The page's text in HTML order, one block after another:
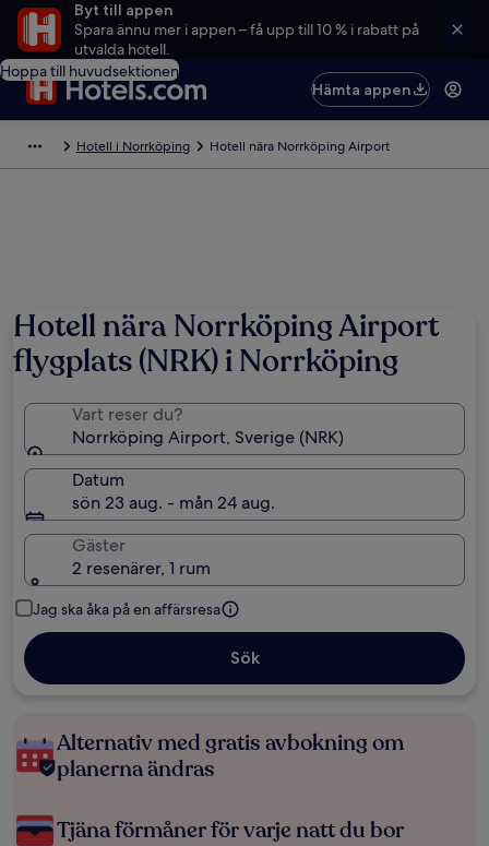
Byt till appen
Spara ännu mer i appen – få upp till 10 % i rabatt på
utvalda hotell.
Hoppa till huvudsektionen
Hämta appen
Hotell i Norrköping Hotell nära Norrköping Airport
Hotell nära Norrköping Airport
flygplats (NRK) i Norrköping
Vart reser du?
Norrköping Airport, Sverige (NRK)
Datum
sön 23 aug. - mån 24 aug.
Gäster
2 resenärer, 1 rum
Jag ska åka på en affärsresa
Sök
Alternativ med gratis avbokning om
planerna ändras
Tjäna förmåner för varje natt du bor